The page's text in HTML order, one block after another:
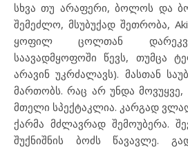
სხვა თუ არაფერი, ბოლოს და
შემეძლო, მსუბუქად შეთრობა,
ყოფილ ცოლთან
საავადმყოფოში წევს, თუმცა
არავინ უკრძალავს). მასთან
მართობს. რაც არ უნდა მოვუყვე,
მთელი სპექტაკლია. კარგად
ქარმა მძლავრად შემოუბერა.
შუქნიშნის ბოძს წავავლე.